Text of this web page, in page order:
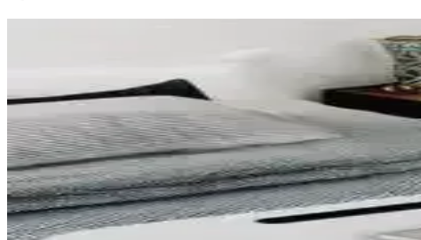
Açık Plan Ev Tasarımının Avantajları, Dezavantajları
Açık plan ev tasarımı, geniş ve aydınlık yaşam alanları sunarken
Kiraz Ağacı Ahşap Kurutma ve İşleme Süreci:
Kiraz ağacının ahşap işçiliğinde kurutma süreci, lif yönüne paralel bölme
Hurda Malzemelerle Tasarlanmış Miter Testere
Hurda ve geri kazanılmış ahşap malzemelerle yapılan miter testere